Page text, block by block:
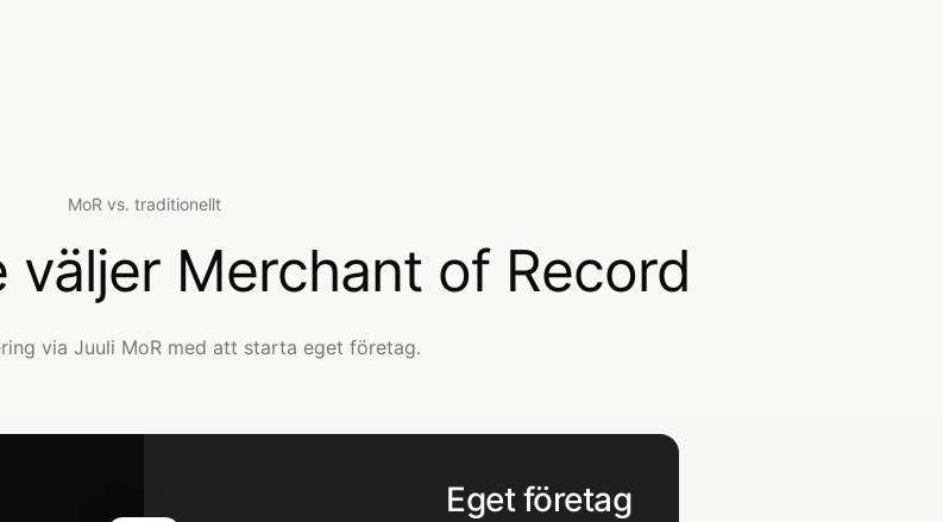
MoR vs. traditionellt
väljer Merchant of Record
via Juuli MoR med att starta eget företag.
Eget företag